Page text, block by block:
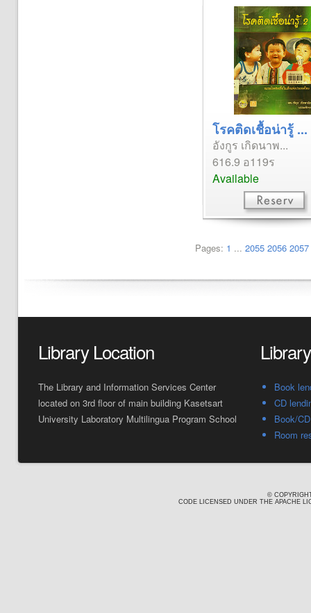
โรคติดเชื้อน่ารู้ ...
อังกูร เกิดนาพ...
616.9 อ119ร
Available
Pages: 1 ... 2055 2056 2057
Library Location
The Library and Information Services Center
located on 3rd floor of main building Kasetsart
University Laboratory Multilingua Program School
Book
CD
Book/
Room
©
CODE LICENSED UNDER THE APACHE